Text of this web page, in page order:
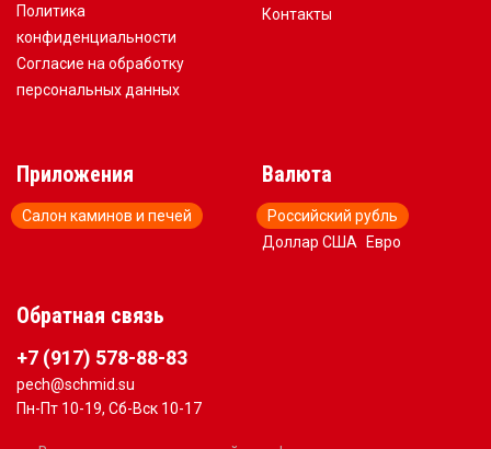
Политика
конфиденциальности
Согласие на обработку
персональных данных
Контакты
Приложения
Салон каминов и печей
Валюта
Российский рубль
Доллар США
Евро
Обратная связь
+7 (917) 578-88-83
pech@schmid.su
Пн-Пт 10-19, Сб-Вск 10-17